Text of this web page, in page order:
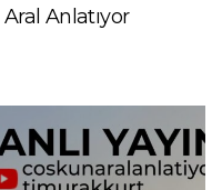
Anlatıyor